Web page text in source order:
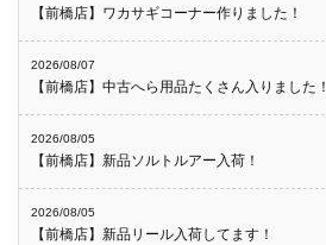
【前橋店】ワカサギコーナー作りました！
2026/08/07
【前橋店】中古へら用品たくさん入りました！
2026/08/05
【前橋店】新品ソルトルアー入荷！
2026/08/05
【前橋店】新品リール入荷してます！